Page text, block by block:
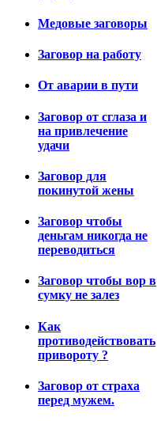
Медовые заговоры
Заговор на работу
От аварии в пути
Заговор от сглаза и
на привлечение
удачи
Заговор для
покинутой жены
Заговор чтобы
деньгам никогда не
переводиться
Заговор чтобы вор в
сумку не залез
Как
противодействовать
привороту ?
Заговор от страха
перед мужем.